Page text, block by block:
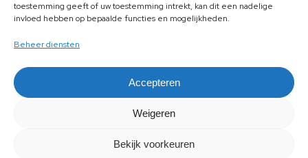
toestemming geeft of uw toestemming intrekt, kan dit een nadelige
invloed hebben op bepaalde functies en mogelijkheden.
Beheer diensten
Accepteren
Weigeren
Bekijk voorkeuren